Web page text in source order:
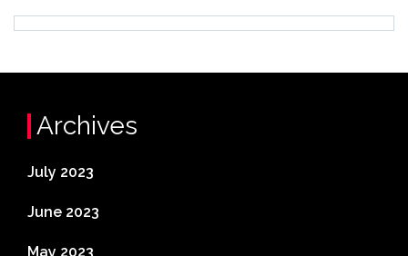
Archives
July 2023
June 2023
May 2023